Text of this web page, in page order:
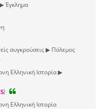
Έγκλημα
συγκρούσεις ▶ Πόλεμος
Ελληνική Ιστορία ▶
Ελληνική Ιστορία